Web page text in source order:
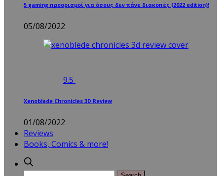
5 gaming προορισμοί για όσους δεν πάνε διακοπές (2022 edition)!
05/08/2022
9.5
Xenoblade Chronicles 3D Review
01/08/2022
Reviews
Books, Comics & more!